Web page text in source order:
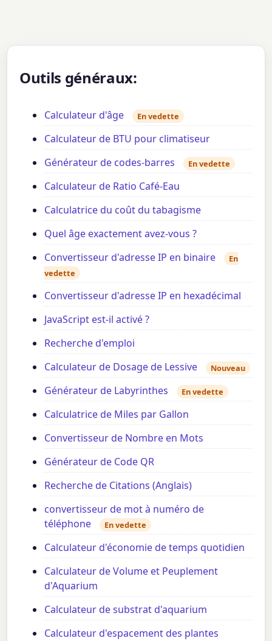
Outils généraux:
Calculateur d'âge En vedette
Calculateur de BTU pour climatiseur
Générateur de codes-barres
En vedette
Calculateur de Ratio Café-Eau
Calculatrice du coût du tabagisme
Quel âge exactement avez-vous ?
Convertisseur d'adresse IP en binaire
En
vedette
Convertisseur d'adresse IP en hexadécimal
JavaScript est-il activé ?
Recherche d'emploi
Calculateur de Dosage de Lessive
Nouveau
Générateur de Labyrinthes En vedette
Calculatrice de Miles par Gallon
Convertisseur de Nombre en Mots
Générateur de Code QR
Recherche de Citations (Anglais)
convertisseur de mot à numéro de
téléphone
En vedette
Calculateur d'économie de temps quotidien
Calculateur de Volume et Peuplement
d'Aquarium
Calculateur de substrat d'aquarium
Calculateur d'espacement des plantes